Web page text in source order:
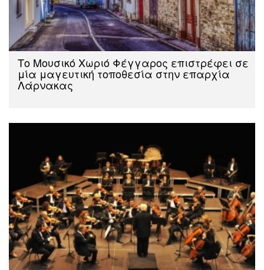
Το Μουσικό Χωριό Φέγγαρος επιστρέφει σε
μία μαγευτική τοποθεσία στην επαρχία
Λάρνακας